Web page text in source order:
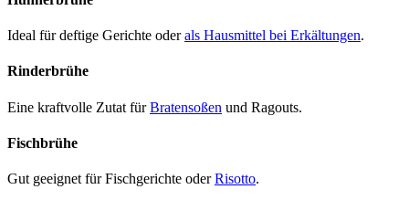
Ideal für deftige Gerichte oderals Hausmittel bei Erkältungen.
Rinderbrühe
Eine kraftvolle Zutat fürBratensoßen und Ragouts.
Fischbrühe
Gut geeignet für Fischgerichte oderRisotto.